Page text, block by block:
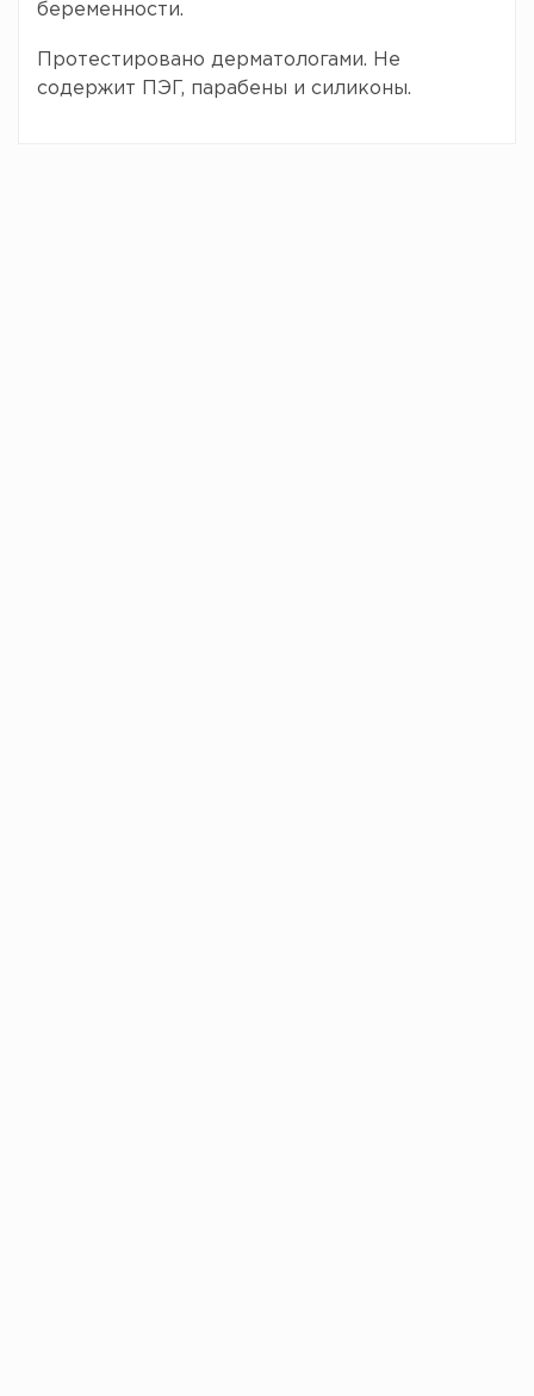
беременности.
Протестировано дерматологами. Не
содержит ПЭГ, парабены и силиконы.